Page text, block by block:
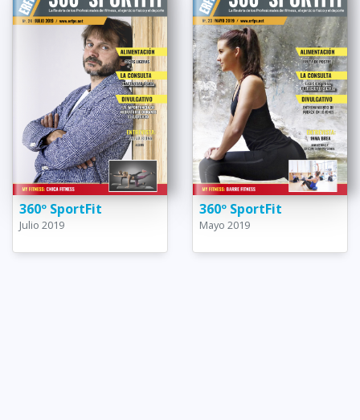
360º SportFit
Julio 2019
360º SportFit
Mayo 2019